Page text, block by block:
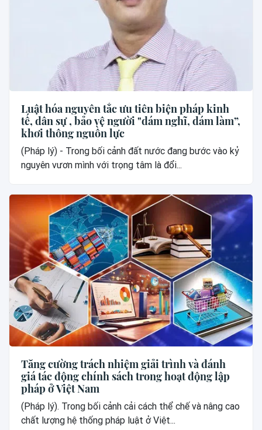
Luật hóa nguyên tắc ưu tiên biện pháp kinh
tế, dân sự , bảo vệ người "dám nghĩ, dám làm”,
khơi thông nguồn lực
(Pháp lý) - Trong bối cảnh đất nước đang bước vào kỷ
nguyên vươn mình với trọng tâm là đổi...
Tăng cường trách nhiệm giải trình và đánh
giá tác động chính sách trong hoạt động lập
pháp ở Việt Nam
(Pháp lý). Trong bối cảnh cải cách thể chế và nâng cao
chất lượng hệ thống pháp luật ở Việt...